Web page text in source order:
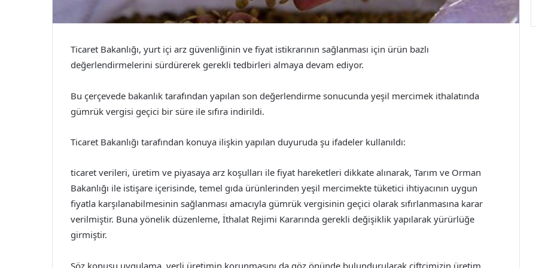
Ticaret Bakanlığı, yurt içi arz güvenliğinin ve fiyat istikrarının sağlanması için ürün bazlı
değerlendirmelerini sürdürerek gerekli tedbirleri almaya devam ediyor.
Bu çerçevede bakanlık tarafından yapılan son değerlendirme sonucunda yeşil mercimek ithalatında
gümrük vergisi geçici bir süre ile sıfıra indirildi.
Ticaret Bakanlığı tarafından konuya ilişkin yapılan duyuruda şu ifadeler kullanıldı:
ticaret verileri, üretim ve piyasaya arz koşulları ile fiyat hareketleri dikkate alınarak, Tarım ve Orman
Bakanlığı ile istişare içerisinde, temel gıda ürünlerinden yeşil mercimekte tüketici ihtiyacının uygun
fiyatla karşılanabilmesinin sağlanması amacıyla gümrük vergisinin geçici olarak sıfırlanmasına karar
verilmiştir. Buna yönelik düzenleme, İthalat Rejimi Kararında gerekli değişiklik yapılarak yürürlüğe
girmiştir.